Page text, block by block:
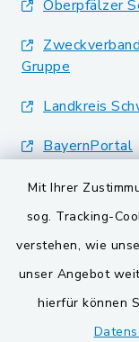
Mit Ihrer
sog. Tracking-
verstehen, wie
unser Angebot
hierfür können
Oberpfälzer
Gruppe
Landkreis
BayernPortal
VG und
Gemeinde
Gemeinde